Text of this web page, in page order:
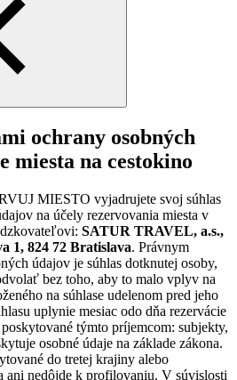
ochrany osobných
miesta na cestokino
MIESTO vyjadrujete svoj súhlas
na účely rezervovania miesta v
SATUR TRAVEL, a.s.,
1, 824 72 Bratislava. Právnym
údajov je súhlas dotknutej osoby,
bez toho, aby to malo vplyv na
na súhlase udelenom pred jeho
uplynie mesiac odo dňa rezervácie
týmto príjemcom: subjekty,
osobné údaje na základe zákona.
do tretej krajiny alebo
ani nedôjde k profilovaniu. V súvislosti